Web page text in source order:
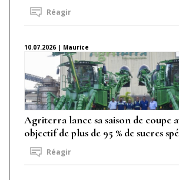
Réagir
10.07.2026 | Maurice
Agriterra lance sa saison de coupe
objectif de plus de 95 % de sucres
Réagir